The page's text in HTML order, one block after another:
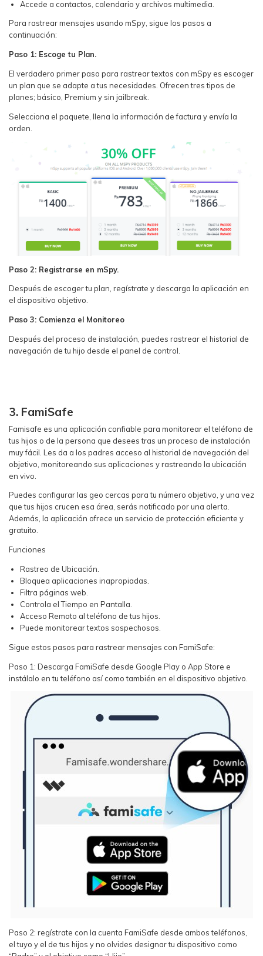
Accede a contactos, calendario y archivos multimedia.
Para rastrear mensajes usando mSpy, sigue los pasos a
continuación:
Paso 1: Escoge tu Plan.
El verdadero primer paso para rastrear textos con mSpy es escoger
un plan que se adapte a tus necesidades. Ofrecen tres tipos de
planes; básico, Premium y sin jailbreak.
Selecciona el paquete, llena la información de factura y envía la
orden.
Paso 2: Registrarse en mSpy.
Después de escoger tu plan, regístrate y descarga la aplicación en
el dispositivo objetivo.
Paso 3: Comienza el Monitoreo
Después del proceso de instalación, puedes rastrear el historial de
navegación de tu hijo desde el panel de control.
3. FamiSafe
Famisafe es una aplicación confiable para monitorear el teléfono de
tus hijos o de la persona que desees tras un proceso de instalación
muy fácil. Les da a los padres acceso al historial de navegación del
objetivo, monitoreando sus aplicaciones y rastreando la ubicación
en vivo.
Puedes configurar las geo cercas para tu número objetivo, y una vez
que tus hijos crucen esa área, serás notificado por una alerta.
Además, la aplicación ofrece un servicio de protección eficiente y
gratuito.
Funciones
Rastreo de Ubicación.
Bloquea aplicaciones inapropiadas.
Filtra páginas web.
Controla el Tiempo en Pantalla.
Acceso Remoto al teléfono de tus hijos.
Puede monitorear textos sospechosos.
Sigue estos pasos para rastrear mensajes con FamiSafe:
Paso 1: Descarga FamiSafe desde Google Play o App Store e
instálalo en tu teléfono así como también en el dispositivo objetivo.
Paso 2: regístrate con la cuenta FamiSafe desde ambos teléfonos,
el tuyo y el de tus hijos y no olvides designar tu dispositivo como